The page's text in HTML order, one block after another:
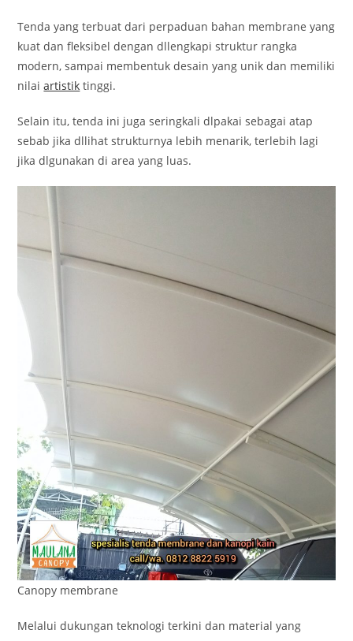
Tenda yang terbuat dari perpaduan bahan membrane yang
kuat dan fleksibel dengan dllengkapi struktur rangka
modern, sampai membentuk desain yang unik dan memiliki
nilaiartistik tinggi.
Selain itu, tenda ini juga seringkali dlpakai sebagai atap
sebab jika dllihat strukturnya lebih menarik, terlebih lagi
jika dlgunakan di area yang luas.
Canopy membrane
Melalui dukungan teknologi terkini dan material yang